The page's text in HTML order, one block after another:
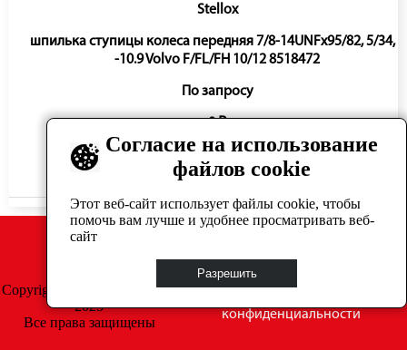
Stellox
шпилька ступицы колеса передняя 7/8-14UNFx95/82, 5/34, 3
-10.9 Volvo F/FL/FH 10/12 8518472
По запросу
0 ₽
Нет в наличии
Согласие на использование
файлов cookie
Этот веб-сайт использует файлы cookie, чтобы
помочь вам лучше и удобнее просматривать веб-
сайт
Разрешить
Copyright © GrosAuto 2019 -
2025
Все права защищены
конфиденциальности